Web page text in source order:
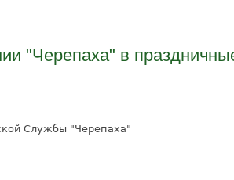
"Черепаха" в
Службы "Черепаха"